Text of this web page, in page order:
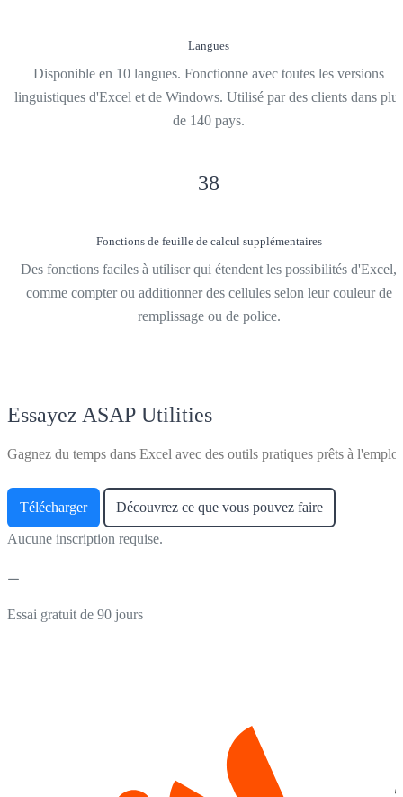
Langues
Disponible en 10 langues. Fonctionne avec toutes les versions
linguistiques d'Excel et de Windows. Utilisé par des clients dans plus
de 140 pays.
38
Fonctions de feuille de calcul supplémentaires
Des fonctions faciles à utiliser qui étendent les possibilités d'Excel,
comme compter ou additionner des cellules selon leur couleur de
remplissage ou de police.
Essayez ASAP Utilities
Gagnez du temps dans Excel avec des outils pratiques prêts à
Télécharger Découvrez ce que vous pouvez faire
Aucune inscription requise.
Essai gratuit de 90 jours